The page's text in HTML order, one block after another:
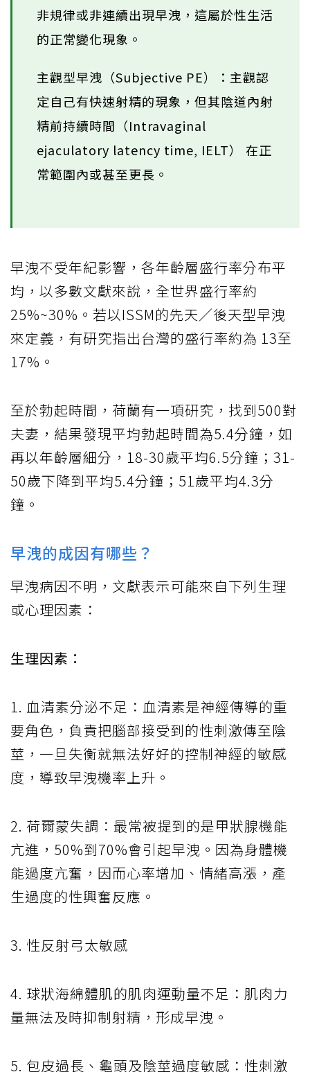
非規律或非連續出現早洩，這屬於性生活
的正常變化現象。
主觀型早洩（Subjective PE）：主觀認
定自己有快速射精的現象，但其陰道內射
精前持續時間（Intravaginal
ejaculatory latency time, IELT） 在正
常範圍內或甚至更長。
早洩不受年紀影響，各年齡層盛行率分布平
均，以多數文獻來說，全世界盛行率約
25%~30%。若以ISSM的先天／後天型早洩
來定義，有研究指出台灣的盛行率約為 13至
17%。
至於勃起時間，荷蘭有一項研究，找到500對
夫妻，結果發現平均勃起時間為5.4分鐘，如
再以年齡層細分，18-30歲平均6.5分鐘；31-
50歲下降到平均5.4分鐘；51歲平均4.3分
鐘。
早洩的成因有哪些？
早洩病因不明，文獻表示可能來自下列生理
或心理因素：
生理因素：
1. 血清素分泌不足：血清素是神經傳導的重
要角色，負責把腦部接受到的性刺激傳至陰
莖，一旦失衡就無法好好的控制神經的敏感
度，導致早洩機率上升。
2. 荷爾蒙失調：最常被提到的是甲狀腺機能
亢進，50%到70%會引起早洩。因為身體機
能過度亢奮，因而心率增加、情緒高漲，產
生過度的性興奮反應。
3. 性反射弓太敏感
4. 球狀海綿體肌的肌肉運動量不足：肌肉力
量無法及時抑制射精，形成早洩。
5. 包皮過長、龜頭及陰莖過度敏感：性刺激